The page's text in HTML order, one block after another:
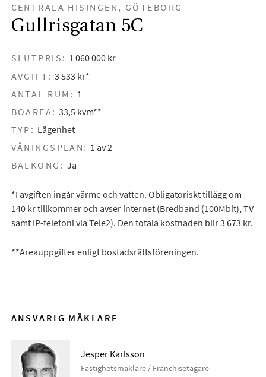
CENTRALA HISINGEN, GÖTEBORG
Gullrisgatan 5C
SLUTPRIS: 1 060 000 kr
AVGIFT: 3 533 kr*
ANTAL RUM: 1
BOAREA: 33,5 kvm**
TYP: Lägenhet
VÅNINGSPLAN: 1 av 2
BALKONG: Ja
*I avgiften ingår värme och vatten. Obligatoriskt tillägg om
140 kr tillkommer och avser internet (Bredband (100Mbit), TV
samt IP-telefoni via Tele2). Den totala kostnaden blir 3 673 kr.
**Areauppgifter enligt bostadsrättsföreningen.
ANSVARIG MÄKLARE
Jesper Karlsson
Fastighetsmäklare / Franchisetagare